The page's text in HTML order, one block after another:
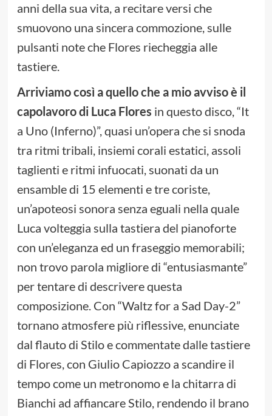
anni della sua vita, a recitare versi che
smuovono una sincera commozione, sulle
pulsanti note che Flores riecheggia alle
tastiere.
Arriviamo così a quello che a mio avviso è il
capolavoro di Luca Flores in questo disco, “It
a Uno (Inferno)”, quasi un’opera che si snoda
tra ritmi tribali, insiemi corali estatici, assoli
taglienti e ritmi infuocati, suonati da un
ensamble di 15 elementi e tre coriste,
un’apoteosi sonora senza eguali nella quale
Luca volteggia sulla tastiera del pianoforte
con un’eleganza ed un fraseggio memorabili;
non trovo parola migliore di “entusiasmante”
per tentare di descrivere questa
composizione. Con “Waltz for a Sad Day-2”
tornano atmosfere più riflessive, enunciate
dal flauto di Stilo e commentate dalle tastiere
di Flores, con Giulio Capiozzo a scandire il
tempo come un metronomo e la chitarra di
Bianchi ad affiancare Stilo, rendendo il brano